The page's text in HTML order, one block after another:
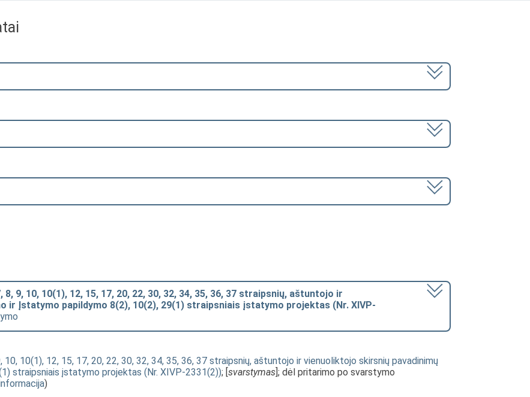
8, 9, 10, 10(1), 12, 15, 17, 20, 22, 30, 32, 34, 35, 36, 37 straipsnių, aštuntojo ir
ir Įstatymo papildymo 8(2), 10(2), 29(1) straipsniais įstatymo projektas (Nr. XIVP-
10, 10(1), 12, 15, 17, 20, 22, 30, 32, 34, 35, 36, 37 straipsnių, aštuntojo ir vienuoliktojo skirsnių pavadinimų
straipsniais įstatymo projektas (Nr. XIVP-2331(2)); [svarstymas]; dėl pritarimo po svarstymo
)